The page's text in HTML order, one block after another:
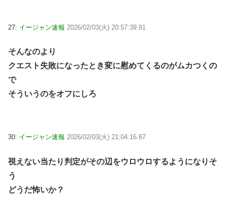
27: イージャン速報 2026/02/03(火) 20:57:39.91
そんなのより
クエスト失敗になったとき変に慰めてくるのがムカつくの
で
そういうのをオフにしろ
30: イージャン速報 2026/02/03(火) 21:04:16.87
視えない当たり判定がその辺をウロウロするようになりそ
う
どうだ怖いか？